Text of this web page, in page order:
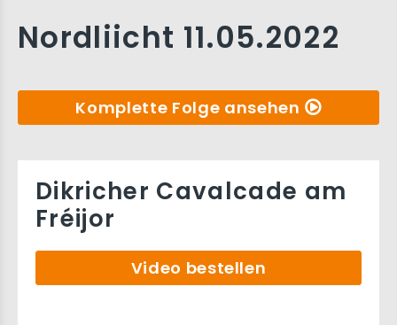
Nordliicht 11.05.2022
Komplette Folge ansehen
Dikricher Cavalcade am
Fréijor
Video bestellen